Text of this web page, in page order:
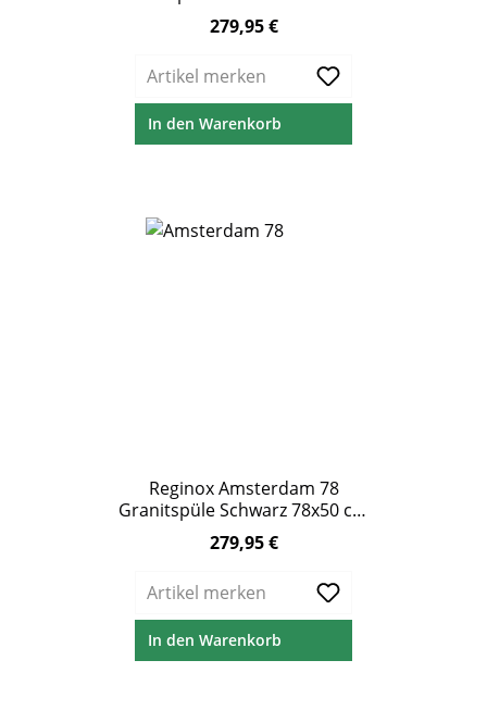
Abtropffläche
Regulärer Preis:
279,95 €
Artikel merken
In den Warenkorb
Reginox Amsterdam 78
Granitspüle Schwarz 78x50 cm
mit Abtropffläche
Regulärer Preis:
279,95 €
Artikel merken
In den Warenkorb